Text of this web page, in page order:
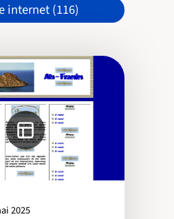
internet (116)
2025